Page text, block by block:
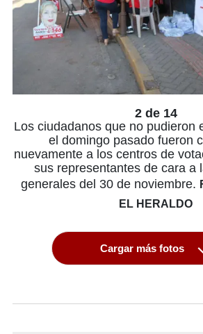
2 de 14
Los ciudadanos que no pudieron
el domingo pasado fueron
nuevamente a los centros de
sus representantes de cara a
generales del 30 de noviembre.
EL HERALDO
Cargar más fotos